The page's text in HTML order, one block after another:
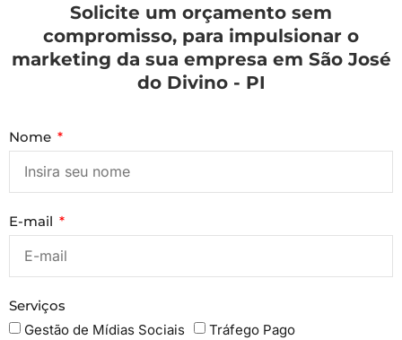
Solicite um orçamento sem
compromisso, para impulsionar o
marketing da sua empresa em São José
do Divino - PI
Nome
E-mail
Serviços
Gestão de Mídias Sociais
Tráfego Pago